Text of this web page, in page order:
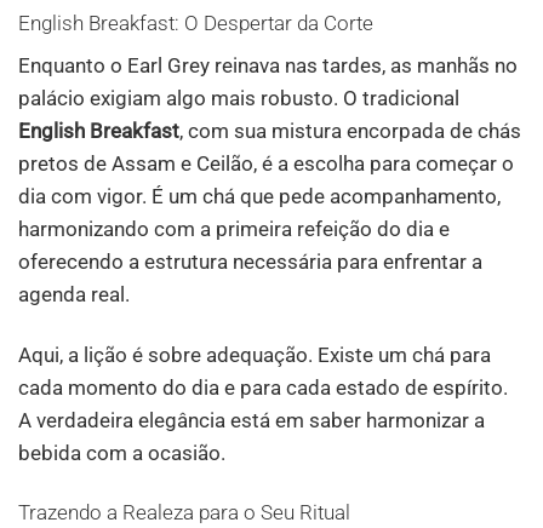
English Breakfast: O Despertar da Corte
Enquanto o Earl Grey reinava nas tardes, as manhãs no
palácio exigiam algo mais robusto. O tradicional
English Breakfast, com sua mistura encorpada de chás
pretos de Assam e Ceilão, é a escolha para começar o
dia com vigor. É um chá que pede acompanhamento,
harmonizando com a primeira refeição do dia e
oferecendo a estrutura necessária para enfrentar a
agenda real.
Aqui, a lição é sobre adequação. Existe um chá para
cada momento do dia e para cada estado de espírito.
A verdadeira elegância está em saber harmonizar a
bebida com a ocasião.
Trazendo a Realeza para o Seu Ritual